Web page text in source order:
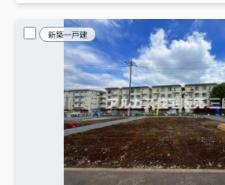
新築一戸建